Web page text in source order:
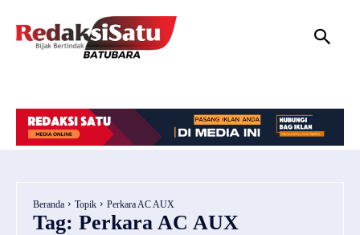
Beranda Topik Perkara AC AUX
Tag: Perkara AC AUX